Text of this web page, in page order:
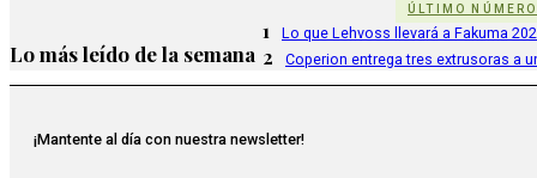
ÚLTIMO NÚMERO
Lo más leído de la semana
1 Lo que Lehvoss llevará a Fakuma
2 Coperion entrega tres extrusoras a
¡Mantente al día con nuestra newsletter!